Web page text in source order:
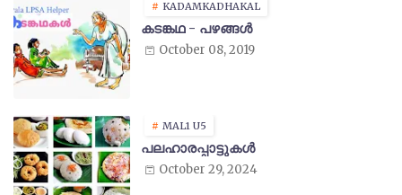
KADAMKADHAKAL
കടങ്കഥ - പഴങ്ങൾ
October 08, 2019
MAL1 U5
പലഹാരപ്പാട്ടുകൾ
October 29, 2024